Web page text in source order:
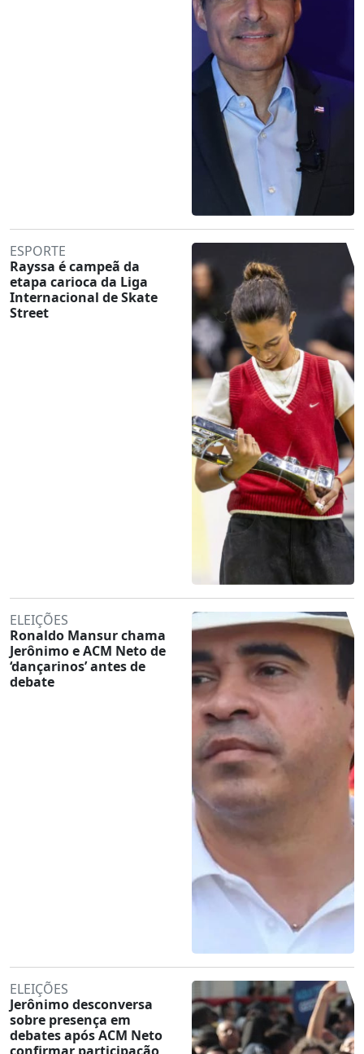
ESPORTE
Rayssa é campeã da
etapa carioca da Liga
Internacional de Skate
Street
ELEIÇÕES
Ronaldo Mansur chama
Jerônimo e ACM Neto de
‘dançarinos’ antes de
debate
ELEIÇÕES
Jerônimo desconversa
sobre presença em
debates após ACM Neto